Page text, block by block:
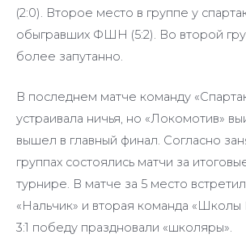
(2:0). Второе место в группе у
обыгравших ФШН (5:2). Во второй
более запутанно.
В последнем матче команду
устраивала ничья, но «Локомотив»
вышел в главный финал. Согласно
группах состоялись матчи за
турнире. В матче за 5 место
«Нальчик» и вторая команда «Школы
3:1 победу праздновали «школяры».